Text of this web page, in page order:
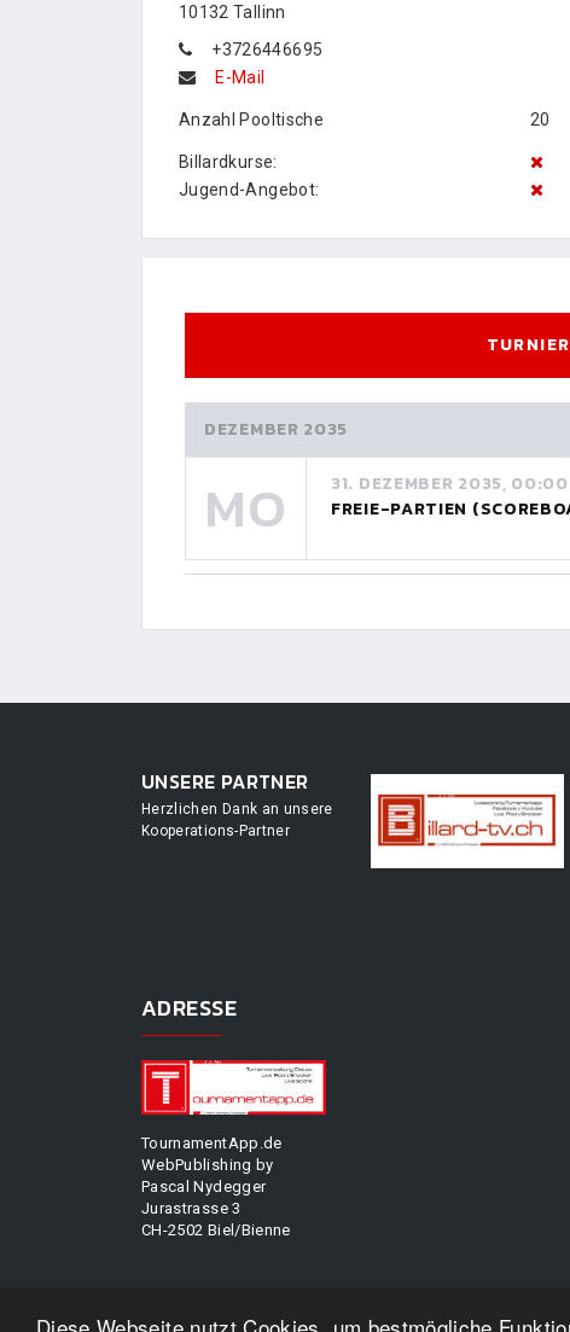
Diese Webseite nutzt Cookies, um bestmögliche
10132 Tallinn
+3726446695
E-Mail
Anzahl Pooltische 20
Billardkurse:
Jugend-Angebot:
DEZEMBER 2035
MO 31. DEZEMBER 2035, 00:00
FREIE-PARTIEN
UNSERE PARTNER
Herzlichen Dank an unsere
Kooperations-Partner
ADRESSE
TournamentApp.de
WebPublishing by
Pascal Nydegger
Jurastrasse 3
CH-2502 Biel/Bienne